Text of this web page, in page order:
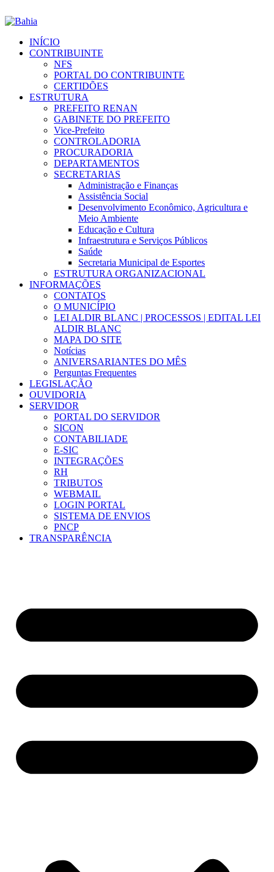
INÍCIO
CONTRIBUINTE
NFS
PORTAL DO CONTRIBUINTE
CERTIDÕES
ESTRUTURA
PREFEITO RENAN
GABINETE DO PREFEITO
Vice-Prefeito
CONTROLADORIA
PROCURADORIA
DEPARTAMENTOS
SECRETARIAS
Administração e Finanças
Assistência Social
Desenvolvimento Econômico, Agricultura e
Meio Ambiente
Educação e Cultura
Infraestrutura e Serviços Públicos
Saúde
Secretaria Municipal de Esportes
ESTRUTURA ORGANIZACIONAL
INFORMAÇÕES
CONTATOS
O MUNICÍPIO
LEI ALDIR BLANC | PROCESSOS | EDITAL LEI
ALDIR BLANC
MAPA DO SITE
Notícias
ANIVERSARIANTES DO MÊS
Perguntas Frequentes
LEGISLAÇÃO
OUVIDORIA
SERVIDOR
PORTAL DO SERVIDOR
SICON
CONTABILIADE
E-SIC
INTEGRAÇÕES
RH
TRIBUTOS
WEBMAIL
LOGIN PORTAL
SISTEMA DE ENVIOS
PNCP
TRANSPARÊNCIA